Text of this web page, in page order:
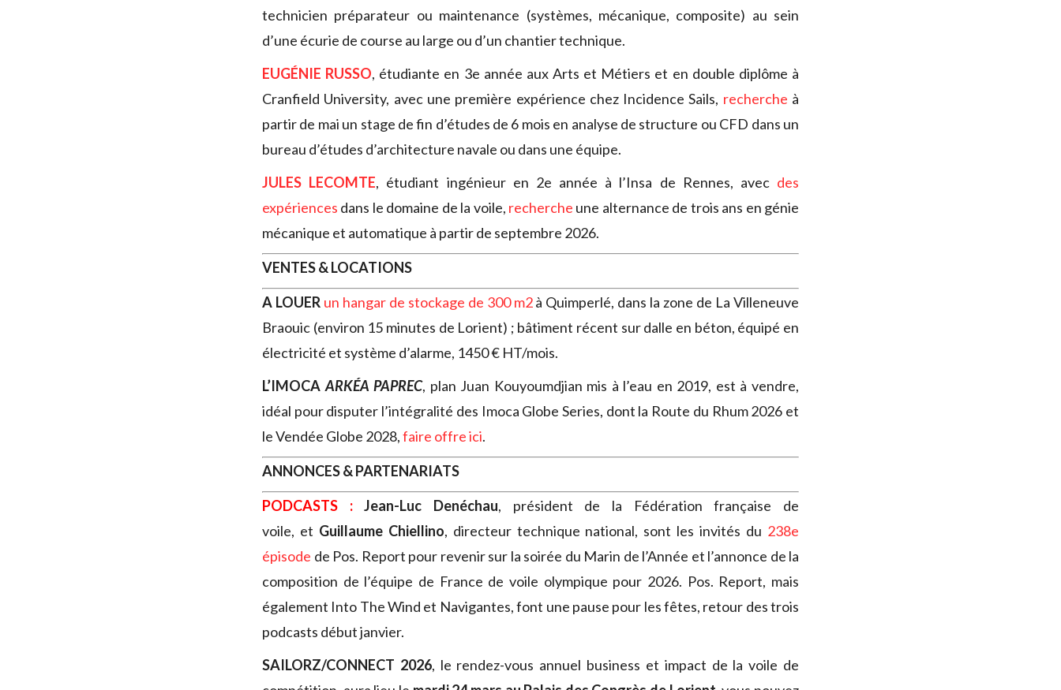
technicien préparateur ou maintenance (systèmes, mécanique, composite) au sein
d’une écurie de course au large ou d’un chantier technique.
EUGÉNIE RUSSO, étudiante en 3e année aux Arts et Métiers et en double diplôme à
Cranfield University, avec une première expérience chez Incidence Sails, recherche à
partir de mai un stage de fin d’études de 6 mois en analyse de structure ou CFD dans un
bureau d’études d’architecture navale ou dans une équipe.
JULES LECOMTE, étudiant ingénieur en 2e année à l’Insa de Rennes, avec des
expériences dans le domaine de la voile, recherche une alternance de trois ans en génie
mécanique et automatique à partir de septembre 2026.
VENTES & LOCATIONS
A LOUER un hangar de stockage de 300 m2à Quimperlé, dans la zone de La Villeneuve
Braouic (environ 15 minutes de Lorient) ; bâtiment récent sur dalle en béton, équipé en
électricité et système d’alarme, 1450 € HT/mois.
L’IMOCA ARKÉA PAPREC, plan Juan Kouyoumdjian mis à l’eau en 2019, est à vendre,
idéal pour disputer l’intégralité des Imoca Globe Series, dont la Route du Rhum 2026 et
le Vendée Globe 2028,faire offre ici.
ANNONCES & PARTENARIATS
PODCASTS :
Jean-Luc Denéchau, président de la Fédération française de
voile, et Guillaume Chiellino, directeur technique national, sont les invités du 238e
épisode de Pos. Report pour revenir sur la soirée du Marin de l’Année et l’annonce de la
composition de l’équipe de France de voile olympique pour 2026. Pos. Report, mais
également Into The Wind et Navigantes, font une pause pour les fêtes, retour des trois
podcasts début janvier.
SAILORZ/CONNECT 2026, le rendez-vous annuel business et impact de la voile de